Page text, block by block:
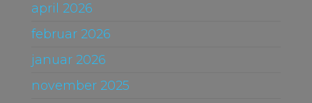
april 2026
februar 2026
januar 2026
november 2025